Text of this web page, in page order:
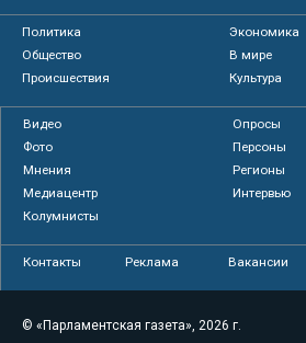
Политика
Экономика
Общество
В мире
Происшествия
Культура
Видео
Опросы
Фото
Персоны
Мнения
Регионы
Медиацентр
Интервью
Колумнисты
Контакты Реклама Вакансии
© «Парламентская газета», 2026 г.